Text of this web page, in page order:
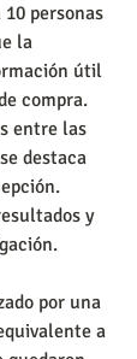
10 personas
la
útil
compra.
entre las
destaca
y
por una
a